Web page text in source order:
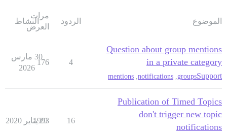
الموضوع الردود
مرات
العرض
النشاط
Question about group mentions
in a private category
Support
groups
notifications
mentions
4
176
30 مارس
2026
Publication of Timed Topics
don't trigger new topic
notifications
16
1993
29 يناير 2020